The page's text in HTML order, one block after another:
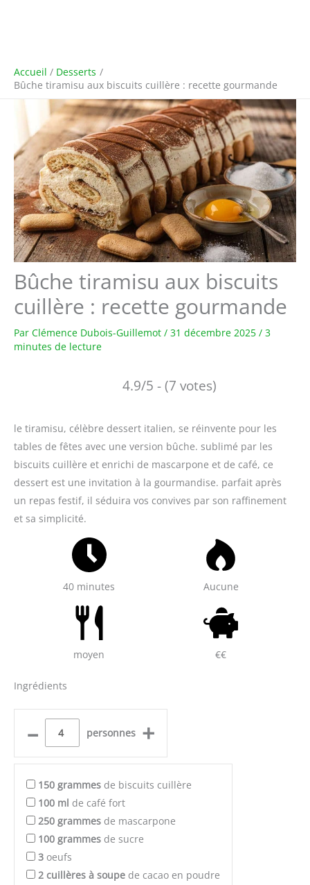
Accueil
Desserts
Bûche tiramisu aux biscuits cuillère : recette gourmande
Bûche tiramisu aux biscuits
cuillère : recette gourmande
Par Clémence Dubois-Guillemot / 31 décembre 2025 / 3
minutes de lecture
4.9/5 - (7 votes)
le tiramisu, célèbre dessert italien, se réinvente pour les
tables de fêtes avec une version bûche. sublimé par les
biscuits cuillère et enrichi de mascarpone et de café, ce
dessert est une invitation à la gourmandise. parfait après
un repas festif, il séduira vos convives par son raffinement
et sa simplicité.
40 minutes Aucune
moyen €€
Ingrédients
– personnes +
150 grammes de biscuits cuillère
100 ml de café fort
250 grammes de mascarpone
100 grammes de sucre
3 oeufs
2 cuillères à soupe de cacao en poudre